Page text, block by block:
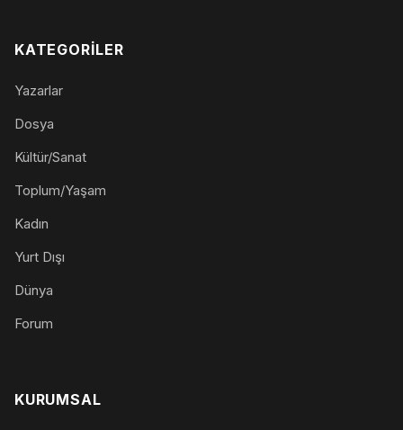
KATEGORILER
Yazarlar
Dosya
Kültür/Sanat
Toplum/Yaşam
Kadın
Yurt Dışı
Dünya
Forum
KURUMSAL